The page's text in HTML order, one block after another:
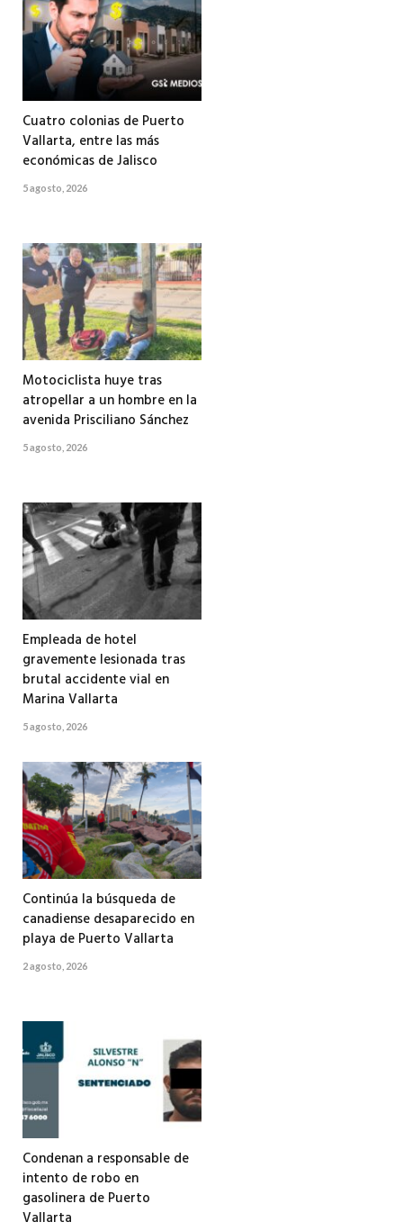
Cuatro colonias de Puerto
Vallarta, entre las más
económicas de Jalisco
5 agosto, 2026
Motociclista huye tras
atropellar a un hombre en la
avenida Prisciliano Sánchez
5 agosto, 2026
Empleada de hotel
gravemente lesionada tras
brutal accidente vial en
Marina Vallarta
5 agosto, 2026
Continúa la búsqueda de
canadiense desaparecido en
playa de Puerto Vallarta
2 agosto, 2026
Condenan a responsable de
intento de robo en
gasolinera de Puerto
Vallarta